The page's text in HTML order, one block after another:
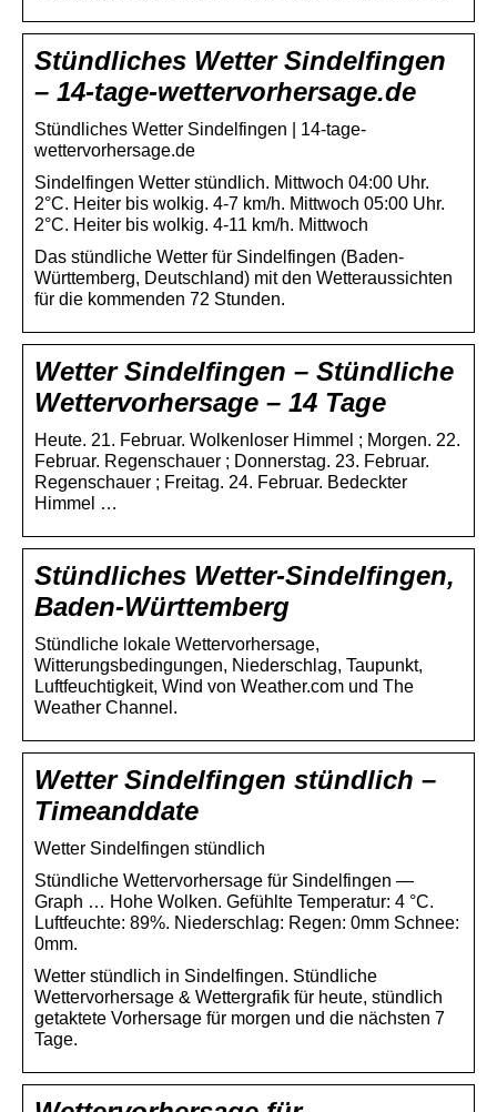
Stündliches Wetter Sindelfingen
– 14-tage-wettervorhersage.de
Stündliches Wetter Sindelfingen | 14-tage-
wettervorhersage.de
Sindelfingen Wetter stündlich. Mittwoch 04:00 Uhr.
2°C. Heiter bis wolkig. 4-7 km/h. Mittwoch 05:00 Uhr.
2°C. Heiter bis wolkig. 4-11 km/h. Mittwoch
Das stündliche Wetter für Sindelfingen (Baden-
Württemberg, Deutschland) mit den Wetteraussichten
für die kommenden 72 Stunden.
Wetter Sindelfingen – Stündliche
Wettervorhersage – 14 Tage
Heute. 21. Februar. Wolkenloser Himmel ; Morgen. 22.
Februar. Regenschauer ; Donnerstag. 23. Februar.
Regenschauer ; Freitag. 24. Februar. Bedeckter
Himmel …
Stündliches Wetter-Sindelfingen,
Baden-Württemberg
Stündliche lokale Wettervorhersage,
Witterungsbedingungen, Niederschlag, Taupunkt,
Luftfeuchtigkeit, Wind von Weather.com und The
Weather Channel.
Wetter Sindelfingen stündlich –
Timeanddate
Wetter Sindelfingen stündlich
Stündliche Wettervorhersage für Sindelfingen —
Graph … Hohe Wolken. Gefühlte Temperatur: 4 °C.
Luftfeuchte: 89%. Niederschlag: Regen: 0mm Schnee:
0mm.
Wetter stündlich in Sindelfingen. Stündliche
Wettervorhersage & Wettergrafik für heute, stündlich
getaktete Vorhersage für morgen und die nächsten 7
Tage.